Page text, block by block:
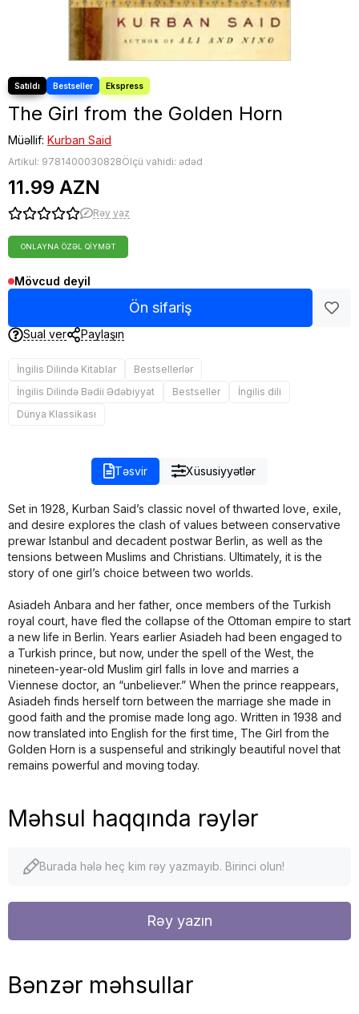
The Girl from the Golden Horn
Müəllif: Kurban Said
Artikul: 9781400030828Ölçü vahidi: ədəd
11.99 AZN
Rəy yaz
ONLAYNA ÖZƏL QIYMƏT
Mövcud deyil
Ön sifariş
Sual ver Paylaşın
İngilis Dilində Kitablar
Bestsellerlər
İngilis Dilində Bədii Ədəbiyyat
Bestseller
İngilis dili
Dünya Klassikası
Təsvir Xüsusiyyətlər
Set in 1928, Kurban Said’s classic novel of thwarted love, exile,
and desire explores the clash of values between conservative
prewar Istanbul and decadent postwar Berlin, as well as the
tensions between Muslims and Christians. Ultimately, it is the
story of one girl’s choice between two worlds.
Asiadeh Anbara and her father, once members of the Turkish
royal court, have fled the collapse of the Ottoman empire to start
a new life in Berlin. Years earlier Asiadeh had been engaged to
a Turkish prince, but now, under the spell of the West, the
nineteen-year-old Muslim girl falls in love and marries a
Viennese doctor, an “unbeliever.” When the prince reappears,
Asiadeh finds herself torn between the marriage she made in
good faith and the promise made long ago. Written in 1938 and
now translated into English for the first time, The Girl from the
Golden Horn is a suspenseful and strikingly beautiful novel that
remains powerful and moving today.
Məhsul haqqında rəylər
Burada hələ heç kim rəy yazmayıb. Birinci olun!
Rəy yazın
Bənzər məhsullar